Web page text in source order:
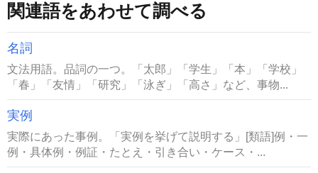
関連語をあわせて調べる
名詞
文法用語。品詞の一つ。「太郎」「学生」「本」「学校」
「春」「友情」「研究」「泳ぎ」「高さ」など、事物...
実例
実際にあった事例。「実例を挙げて説明する」[類語]例・一
例・具体例・例証・たとえ・引き合い・ケース・...